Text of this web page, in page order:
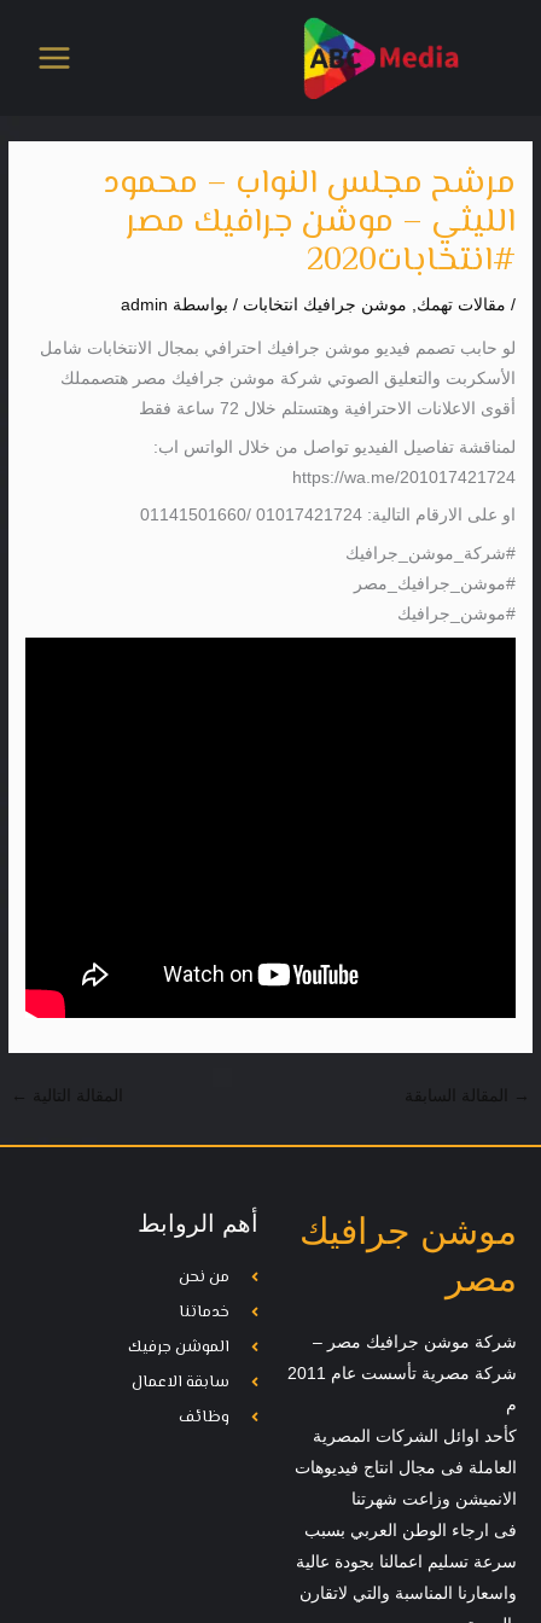
مرشح مجلس النواب – محمود
الليثي – موشن جرافيك مصر
#انتخابات2020
/ مقالات تهمك, موشن جرافيك انتخابات / بواسطة admin
لو حابب تصمم فيديو موشن جرافيك احترافي بمجال الانتخابات شامل
الأسكربت والتعليق الصوتي شركة موشن جرافيك مصر هتصمملك
أقوى الاعلانات الاحترافية وهتستلم خلال 72 ساعة فقط
لمناقشة تفاصيل الفيديو تواصل من خلال الواتس اب:
https://wa.me/201017421724
او على الارقام التالية: 01017421724 /01141501660
#شركة_موشن_جرافيك
#موشن_جرافيك_مصر
#موشن_جرافيك
→ المقالة السابقة المقالة التالية ←
موشن جرافيك
مصر
شركة موشن جرافيك مصر –
شركة مصرية تأسست عام 2011
م
كأحد اوائل الشركات المصرية
العاملة فى مجال انتاج فيديوهات
الانميشن وزاعت شهرتنا
فى ارجاء الوطن العربي بسبب
سرعة تسليم اعمالنا بجودة عالية
واسعارنا المناسبة والتي لاتقارن
أهم الروابط
من نحن
خدماتنا
الموشن جرفيك
سابقة الاعمال
وظائف